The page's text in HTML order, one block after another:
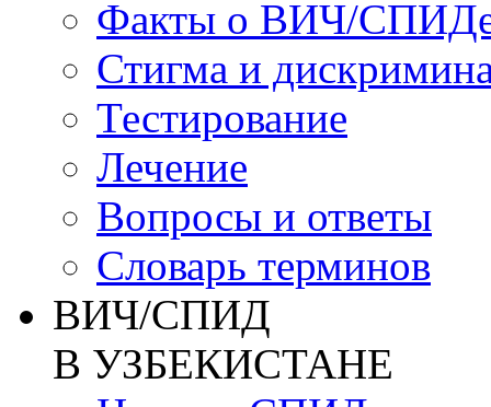
Факты о ВИЧ/
Стигма и
Тестирование
Лечение
Вопросы и ответы
Словарь терминов
ВИЧ/СПИД
В УЗБЕКИСТАНЕ